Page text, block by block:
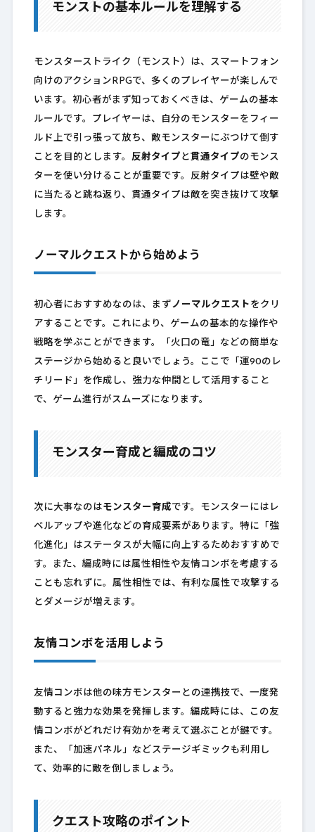
モンストの基本ルールを理解する
モンスターストライク（モンスト）は、スマートフォン
向けのアクションRPGで、多くのプレイヤーが楽しんで
います。初心者がまず知っておくべきは、ゲームの基本
ルールです。プレイヤーは、自分のモンスターをフィー
ルド上で引っ張って放ち、敵モンスターにぶつけて倒す
ことを目的とします。 反射タイプ と貫通タイプのモンス
ターを使い分けることが重要です。反射タイプは壁や敵
に当たると跳ね返り、貫通タイプは敵を突き抜けて攻撃
します。
ノーマルクエストから始めよう
初心者におすすめなのは、まずノーマルクエスト をクリ
アすることです。これにより、ゲームの基本的な操作や
戦略を学ぶことができます。「火口の竜」などの簡単な
ステージから始めると良いでしょう。ここで「運90のレ
チリード」を作成し、強力な仲間として活用すること
で、ゲーム進行がスムーズになります。
モンスター育成と編成のコツ
次に大事なのはモンスター育成です。モンスターにはレ
ベルアップや進化などの育成要素があります。特に「強
化進化」はステータスが大幅に向上するためおすすめで
す。また、編成時には属性相性や友情コンボを考慮する
ことも忘れずに。属性相性では、有利な属性で攻撃する
とダメージが増えます。
友情コンボを活用しよう
友情コンボは他の味方モンスターとの連携技で、一度発
動すると強力な効果を発揮します。編成時には、この友
情コンボがどれだけ有効かを考えて選ぶことが鍵です。
また、「加速パネル」などステージギミックも利用し
て、効率的に敵を倒しましょう。
クエスト攻略のポイント